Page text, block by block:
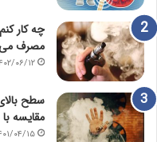
چه کار
مصرف می
۱۴۰۲/۰۶/
سطح
مقایسه
۱۴۰۱/۰۴/